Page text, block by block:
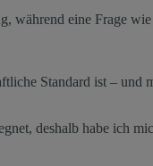
während eine Frage
Standard ist – und
deshalb habe ich